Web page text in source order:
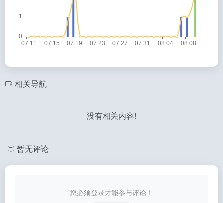
相关导航
没有相关内容!
暂无评论
您必须登录才能参与评论！